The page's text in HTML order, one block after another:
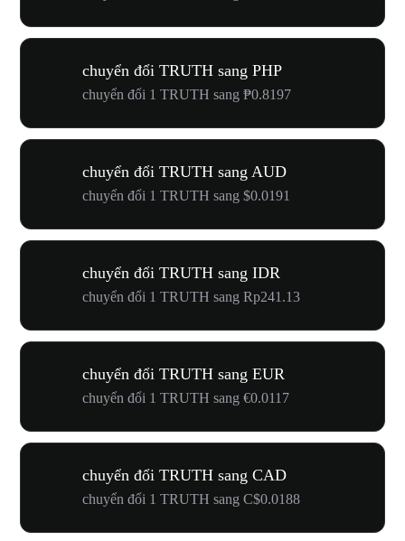
chuyển đổi TRUTH sang PHP
chuyển đổi 1 TRUTH sang ₱0.8197
chuyển đổi TRUTH sang AUD
chuyển đổi 1 TRUTH sang $0.0191
chuyển đổi TRUTH sang IDR
chuyển đổi 1 TRUTH sang Rp241.13
chuyển đổi TRUTH sang EUR
chuyển đổi 1 TRUTH sang €0.0117
chuyển đổi TRUTH sang CAD
chuyển đổi 1 TRUTH sang C$0.0188